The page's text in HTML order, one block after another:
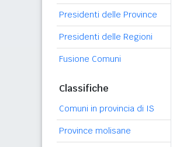
Presidenti delle Province
Presidenti delle Regioni
Fusione Comuni
Classifiche
Comuni in provincia di IS
Province molisane